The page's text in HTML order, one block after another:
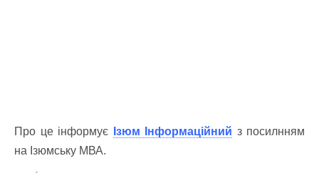
Про це інформує Ізюм Інформаційний з посилнням
на Ізюмську МВА.